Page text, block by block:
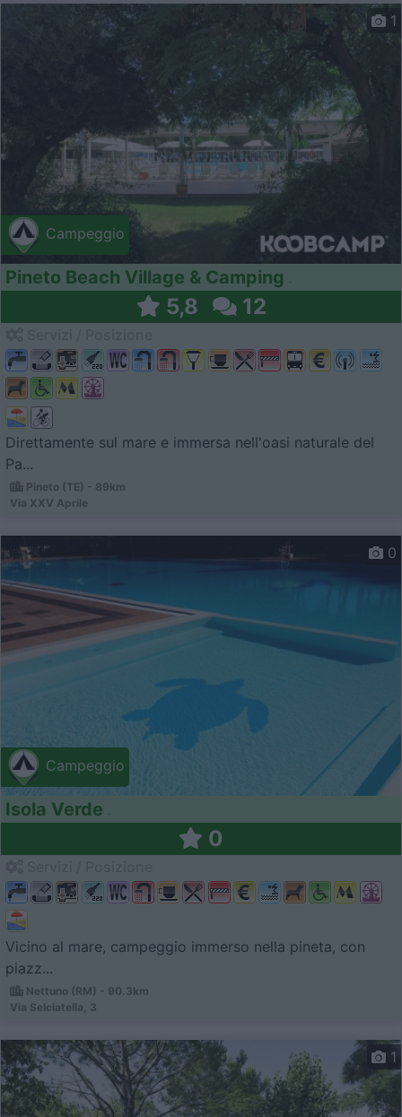
Campeggio
1
Pineto Beach Village & Camping
5,8 12
Direttamente sul mare e immersa nell'oasi naturale del
Pa...
Pineto (TE) - 89km
Via XXV Aprile
Campeggio
0
Isola Verde
0
Vicino al mare, campeggio immerso nella pineta, con
piazz...
Nettuno (RM) - 90.3km
Via Selciatella, 3
1